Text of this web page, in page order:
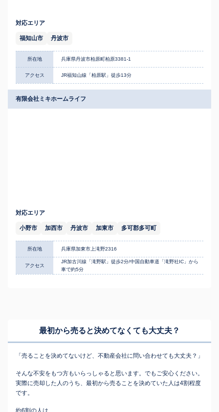
対応エリア
福知山市 丹波市
所在地 兵庫県丹波市柏原町柏原3381-1
アクセス JR福知山線「柏原駅」徒歩13分
有限会社ミキホームライフ
対応エリア
小野市 加西市 丹波市 加東市 多可郡多可町
所在地 兵庫県加東市上滝野2316
アクセス
JR加古川線「滝野駅」徒歩2分/中国自動車道「滝野社IC」から
車で約5分
最初から売ると決めてなくても大丈夫？
「売ることを決めてないけど、不動産会社に問い合わせても大丈夫？」
そんな不安をもつ方もいらっしゃると思います。でもご安心ください。
実際に売却した人のうち、最初から売ることを決めていた人は4割程度
です。
約6割の人は